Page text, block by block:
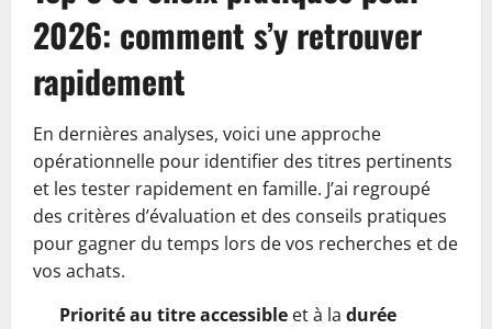
2026: comment s’y retrouver
rapidement
En dernières analyses, voici une approche
opérationnelle pour identifier des titres pertinents
et les tester rapidement en famille. J’ai regroupé
des critères d’évaluation et des conseils pratiques
pour gagner du temps lors de vos recherches et de
vos achats.
Priorité au titre accessible et à la durée